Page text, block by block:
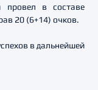
провел в составе
20 (6+14) очков.
в дальнейшей